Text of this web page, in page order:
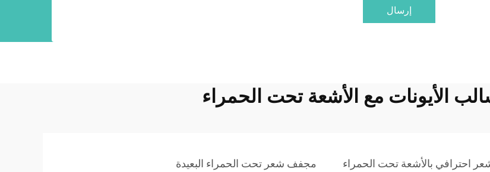
إرسال
الأيونات مع الأشعة تحت الحمراء
احترافي بالأشعة تحت الحمراء مجفف شعر تحت الحمراء البعيدة